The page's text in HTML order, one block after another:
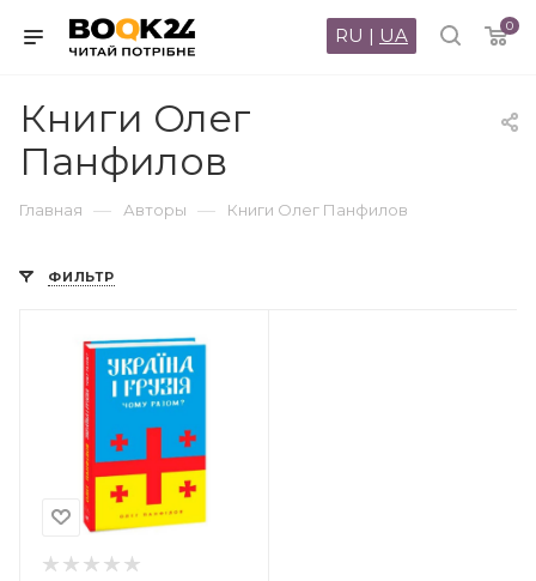
0
RU | UA
Книги Олег
Панфилов
Главная — Авторы — Книги Олег Панфилов
ФИЛЬТР